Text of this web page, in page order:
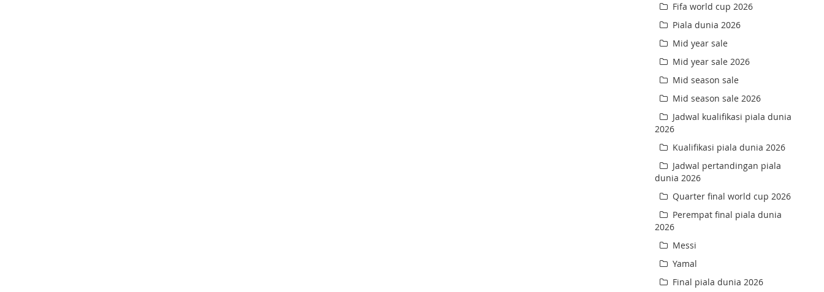
Fifa world cup 2026
Piala dunia 2026
Mid year sale
Mid year sale 2026
Mid season sale
Mid season sale 2026
Jadwal kualifikasi piala dunia
2026
Kualifikasi piala dunia 2026
Jadwal pertandingan piala
dunia 2026
Quarter final world cup 2026
Perempat final piala dunia
2026
Messi
Yamal
Final piala dunia 2026